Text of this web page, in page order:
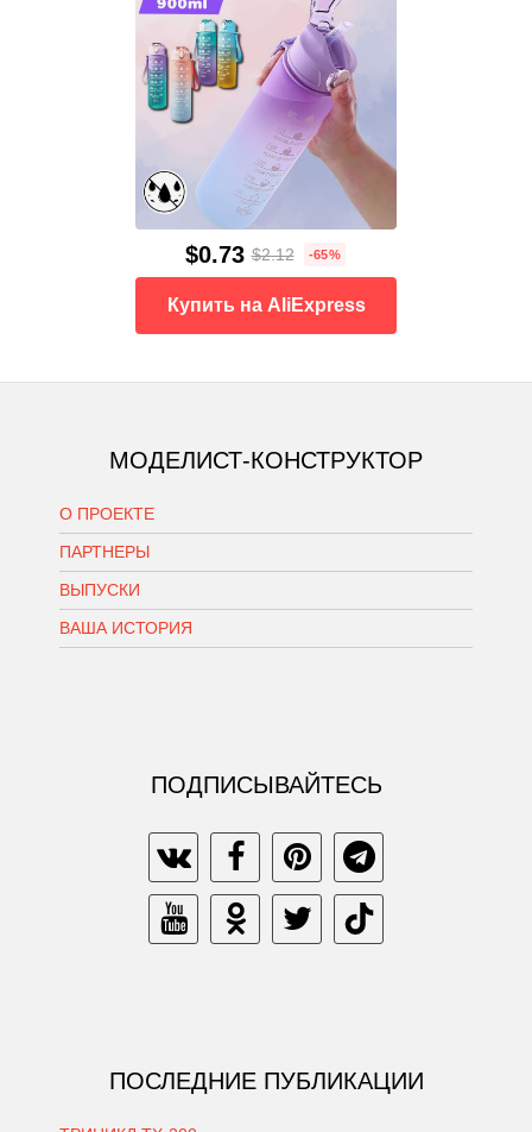
$0.73 $2.12 -65%
Купить на AliExpress
МОДЕЛИСТ-КОНСТРУКТОР
О ПРОЕКТЕ
ПАРТНЕРЫ
ВЫПУСКИ
ВАША ИСТОРИЯ
ПОДПИСЫВАЙТЕСЬ
ПОСЛЕДНИЕ ПУБЛИКАЦИИ